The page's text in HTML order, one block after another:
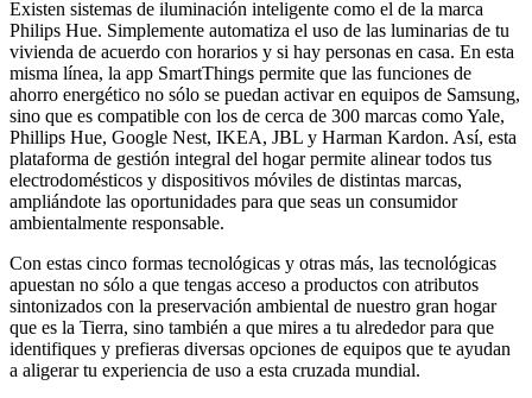
Existen sistemas de iluminación inteligente como el de la marca
Philips Hue. Simplemente automatiza el uso de las luminarias de tu
vivienda de acuerdo con horarios y si hay personas en casa. En esta
misma línea, la app SmartThings permite que las funciones de
ahorro energético no sólo se puedan activar en equipos de Samsung,
sino que es compatible con los de cerca de 300 marcas como Yale,
Phillips Hue, Google Nest, IKEA, JBL y Harman Kardon. Así, esta
plataforma de gestión integral del hogar permite alinear todos tus
electrodomésticos y dispositivos móviles de distintas marcas,
ampliándote las oportunidades para que seas un consumidor
ambientalmente responsable.
Con estas cinco formas tecnológicas y otras más, las tecnológicas
apuestan no sólo a que tengas acceso a productos con atributos
sintonizados con la preservación ambiental de nuestro gran hogar
que es la Tierra, sino también a que mires a tu alrededor para que
identifiques y prefieras diversas opciones de equipos que te ayudan
a aligerar tu experiencia de uso a esta cruzada mundial.